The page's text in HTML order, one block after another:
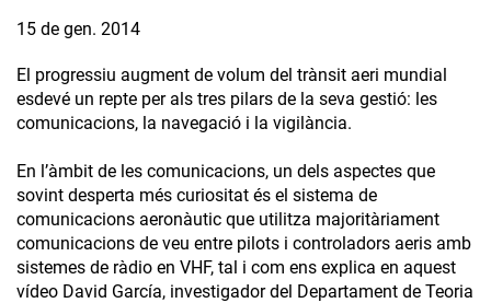
15 de gen. 2014
El progressiu augment de volum del trànsit aeri mundial
esdevé un repte per als tres pilars de la seva gestió: les
comunicacions, la navegació i la vigilància.
En l’àmbit de les comunicacions, un dels aspectes que
sovint desperta més curiositat és el sistema de
comunicacions aeronàutic que utilitza majoritàriament
comunicacions de veu entre pilots i controladors aeris amb
sistemes de ràdio en VHF, tal i com ens explica en aquest
vídeo David García, investigador del Departament de Teoria